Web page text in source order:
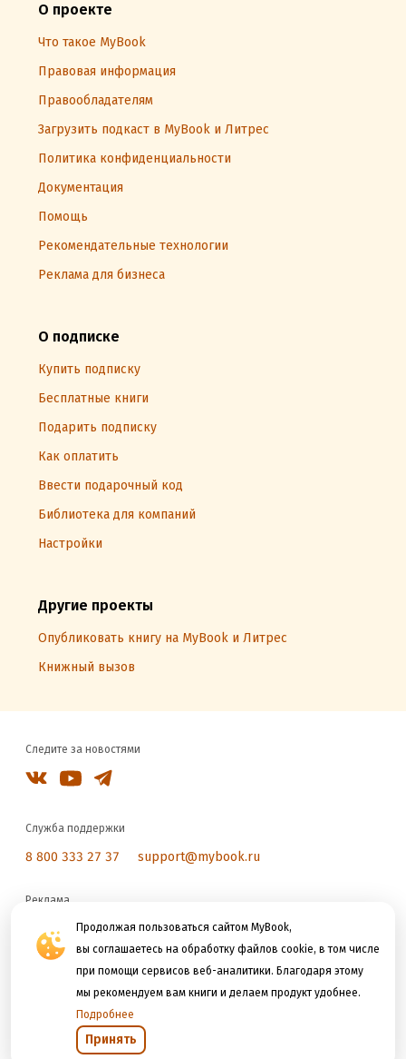
Продолжая пользоваться сайтом MyBook,
вы соглашаетесь на обработку файлов cookie, в том числе
при помощи сервисов веб-аналитики. Благодаря этому
мы рекомендуем вам книги и делаем продукт удобнее.
Подробнее
Принять
О проекте
Что такое MyBook
Правовая информация
Правообладателям
Загрузить подкаст в MyBook и Литрес
Политика конфиденциальности
Документация
Помощь
Рекомендательные технологии
Реклама для бизнеса
О подписке
Купить подписку
Бесплатные книги
Подарить подписку
Как оплатить
Ввести подарочный код
Библиотека для компаний
Настройки
Другие проекты
Опубликовать книгу на MyBook и Литрес
Книжный вызов
Следите за новостями
Служба поддержки
8 800 333 27 37 support@mybook.ru
Реклама
reklama@litres.ru
Мы принимаем к оплате
Открыть в приложении